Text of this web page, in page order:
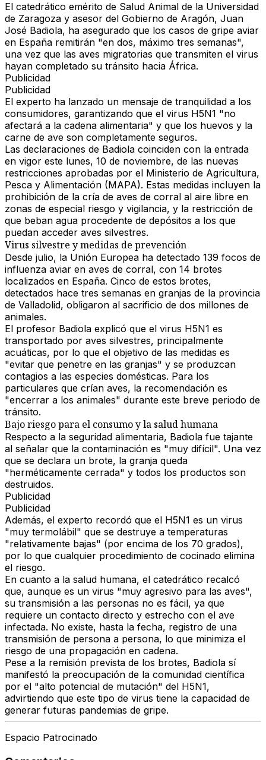
El catedrático emérito de Salud Animal de la Universidad
de Zaragoza y asesor del Gobierno de Aragón, Juan
José Badiola, ha asegurado que los casos de gripe aviar
en España remitirán "en dos, máximo tres semanas",
una vez que las aves migratorias que transmiten el virus
hayan completado su tránsito hacia África.
Publicidad
Publicidad
El experto ha lanzado un mensaje de tranquilidad a los
consumidores, garantizando que el virus H5N1 "no
afectará a la cadena alimentaria" y que los huevos y la
carne de ave son completamente seguros.
Las declaraciones de Badiola coinciden con la entrada
en vigor este lunes, 10 de noviembre, de las nuevas
restricciones aprobadas por el Ministerio de Agricultura,
Pesca y Alimentación (MAPA). Estas medidas incluyen la
prohibición de la cría de aves de corral al aire libre en
zonas de especial riesgo y vigilancia, y la restricción de
que beban agua procedente de depósitos a los que
puedan acceder aves silvestres.
Virus silvestre y medidas de prevención
Desde julio, la Unión Europea ha detectado 139 focos de
influenza aviar en aves de corral, con 14 brotes
localizados en España. Cinco de estos brotes,
detectados hace tres semanas en granjas de la provincia
de Valladolid, obligaron al sacrificio de dos millones de
animales.
El profesor Badiola explicó que el virus H5N1 es
transportado por aves silvestres, principalmente
acuáticas, por lo que el objetivo de las medidas es
"evitar que penetre en las granjas" y se produzcan
contagios a las especies domésticas. Para los
particulares que crían aves, la recomendación es
"encerrar a los animales" durante este breve periodo de
tránsito.
Bajo riesgo para el consumo y la salud humana
Respecto a la seguridad alimentaria, Badiola fue tajante
al señalar que la contaminación es "muy difícil". Una vez
que se declara un brote, la granja queda
"herméticamente cerrada" y todos los productos son
destruidos.
Publicidad
Publicidad
Además, el experto recordó que el H5N1 es un virus
"muy termolábil" que se destruye a temperaturas
"relativamente bajas" (por encima de los 70 grados),
por lo que cualquier procedimiento de cocinado elimina
el riesgo.
En cuanto a la salud humana, el catedrático recalcó
que, aunque es un virus "muy agresivo para las aves",
su transmisión a las personas no es fácil, ya que
requiere un contacto directo y estrecho con el ave
infectada. No existe, hasta la fecha, registro de una
transmisión de persona a persona, lo que minimiza el
riesgo de una propagación en cadena.
Pese a la remisión prevista de los brotes, Badiola sí
manifestó la preocupación de la comunidad científica
por el "alto potencial de mutación" del H5N1,
advirtiendo que este tipo de virus tiene la capacidad de
generar futuras pandemias de gripe.
Espacio Patrocinado